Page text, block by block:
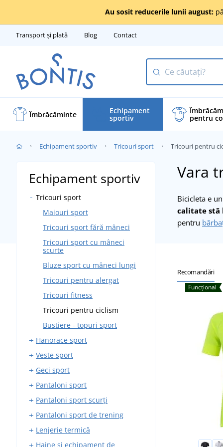
Au sosit reducerile lunii august:
Transport și plată Blog Contact
Îmbrăcăminte Echipament
sportiv pentru
Echipament sportiv Tricouri sport Tricouri pentru
Vara
Bicicleta e
calitate stă
pentru
Echipament sportiv
Tricouri sport
Maiouri sport
Tricouri sport fără mâneci
Tricouri sport cu mâneci
scurte
Bluze sport cu mâneci lungi
Tricouri pentru alergat
Tricouri fitness
Tricouri pentru ciclism
Bustiere - topuri sport
Hanorace sport
Hanorace sport cu fermoar
Hanorace sport fără fermoar
Veste sport
Veste softshell
Veste outdoor
Geci sport
Geci sport softshell
Geci sport matlasate
Geci de alergare
Geci outdoor
Pantaloni sport
Pantaloni de alergare
Pantaloni de sport elastici
Pantaloni softshell
Pantaloni sport scurți
Pantaloni scurți de alergare
Pantaloni scurți elastici
Pantaloni scurți de ciclism
Pantaloni sport de trening
Pantaloni trening de alergat
Pantaloni de trening fitness
Lenjerie termică
Șosete termice
Haine și echipament de
Recomandări
Funcțional